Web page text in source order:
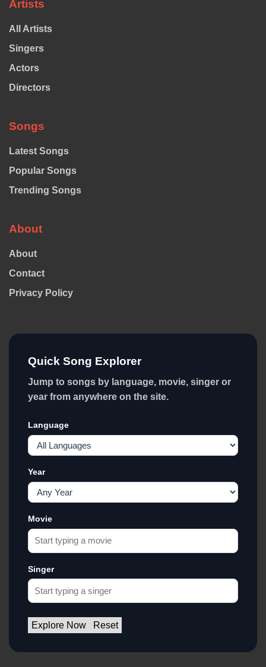
Artists
All Artists
Singers
Actors
Directors
Songs
Latest Songs
Popular Songs
Trending Songs
About
About
Contact
Privacy Policy
Quick Song Explorer
Jump to songs by language, movie, singer or
year from anywhere on the site.
Language
Year
Movie
Singer
Explore Now Reset